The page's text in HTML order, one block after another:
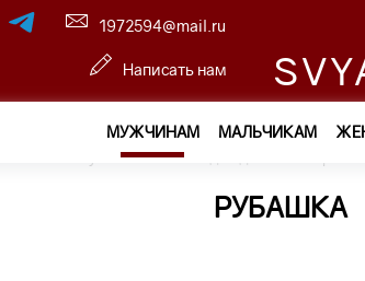
1972594@mail.ru
Написать нам
МУЖЧИНАМ МАЛЬЧИКАМ
Мужчинам —
РУБАШКА